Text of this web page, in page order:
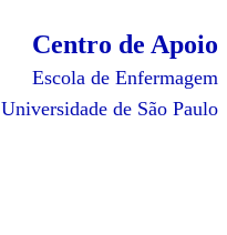
Centro de Apoio
Escola de Enfermagem
Universidade de São Paulo